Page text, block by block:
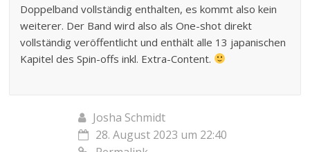
Doppelband vollständig enthalten, es kommt also kein
weiterer. Der Band wird also als One-shot direkt
vollständig veröffentlicht und enthält alle 13 japanischen
Kapitel des Spin-offs inkl. Extra-Content.
Josha Schmidt
28. August 2023 um 22:40